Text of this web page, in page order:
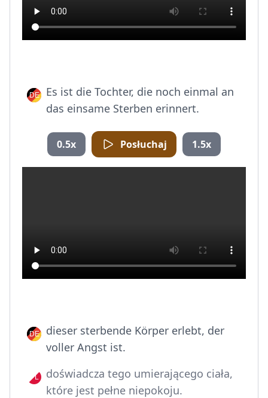
Es ist die Tochter, die noch einmal an
das einsame Sterben erinnert.
0.5x Posłuchaj 1.5x
dieser sterbende Körper erlebt, der
voller Angst ist.
doświadcza tego umierającego ciała,
które jest pełne niepokoju.